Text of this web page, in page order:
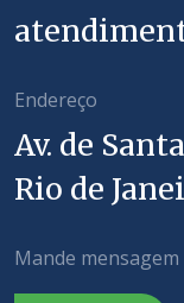
Endereço
Av. de
Rio de
Mande